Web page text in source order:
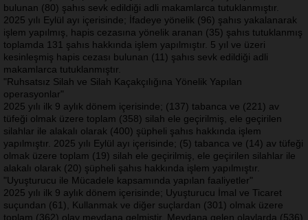
bulunan (80) şahıs sevk edildiği adli makamlarca tutuklanmıştır.
2025 yılı Eylül ayı içerisinde; İfadeye yönelik (96) şahıs yakalanarak
işlem yapılmış, hapis cezasına yönelik aranan (35) şahıs tutuklanmış
toplamda 131 şahıs hakkında işlem yapılmıştır. 5 yıl ve üzeri
kesinleşmiş hapis cezası bulunan (11) şahıs sevk edildiği adli
makamlarca tutuklanmıştır.
"Ruhsatsız Silah ve Silah Kaçakçılığına Yönelik Yapılan
operasyonlar"
2025 yılı ilk 9 aylık dönem içerisinde; (137) tabanca ve (221) av
tüfeği olmak üzere toplam (358) silah ele geçirilmiş, ele geçirilen
silahlar ile alakalı olarak (400) şüpheli şahıs hakkında işlem
yapılmıştır. 2025 yılı Eylül ayı içerisinde; (5) tabanca ve (14) av tüfeği
olmak üzere toplam (19) silah ele geçirilmiş, ele geçirilen silahlar ile
alakalı olarak (20) şüpheli şahıs hakkında işlem yapılmıştır.
"Uyuşturucu ile Mücadele kapsamında yapılan faaliyetler"
2025 yılı ilk 9 aylık dönem içerisinde; Uyuşturucu İmal ve Ticaret
suçundan (61), Kullanmak ve diğer suçlardan (301) olmak üzere
toplam (362) olay meydana gelmiştir. Meydana gelen olaylarda (536)